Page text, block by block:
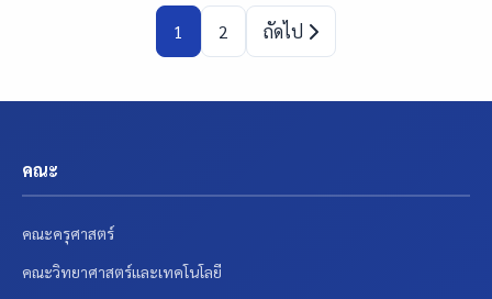
1 2 ถัดไป
คณะ
คณะครุศาสตร์
คณะวิทยาศาสตร์และเทคโนโลยี